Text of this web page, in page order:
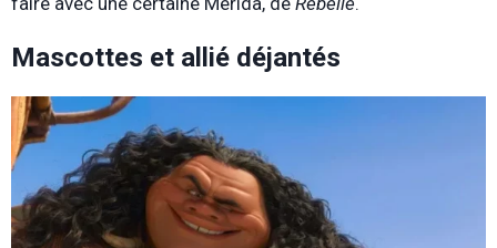
Mascottes et allié déjantés